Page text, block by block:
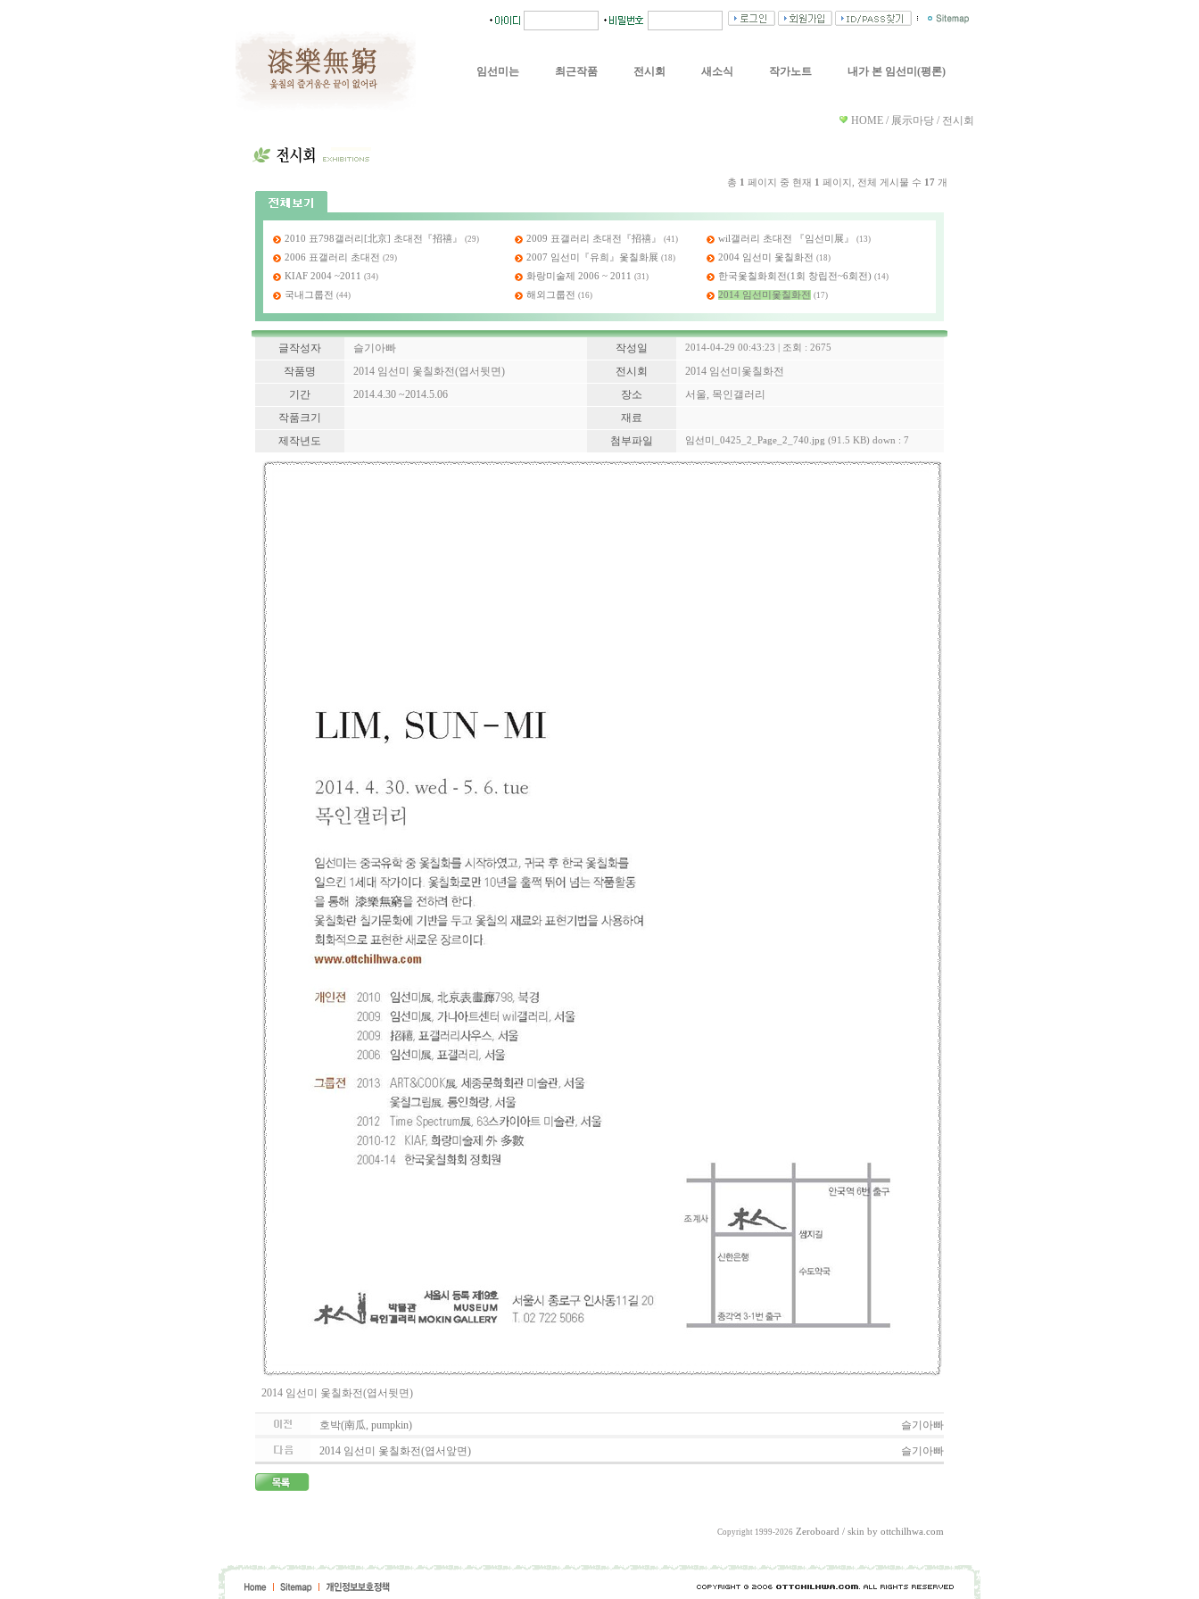
임선미는 최근작품 전시회 새소식 작가노트 내가 본 임선미(평론)
HOME / 展示마당 / 전시회
총 1 페이지 중 현재 1 페이지, 전체 게시물 수 17 개
2010 표798갤러리[北京] 초대전『招禧』 (29) 2009 표갤러리 초대전『招禧』 (41) wil갤러리 초대전 『임선미展』 (13)
2006 표갤러리 초대전 (29) 2007 임선미『유희』옻칠화展 (18) 2004 임선미 옻칠화전 (18)
KIAF 2004 ~2011 (34) 화랑미술제 2006 ~ 2011 (31) 한국옻칠화회전(1회 창립전~6회전) (14)
국내그룹전 (44) 해외그룹전 (16) 2014 임선미옻칠화전 (17)
글작성자 슬기아빠 작성일 2014-04-29 00:43:23 | 조회 : 2675
작품명 2014 임선미 옻칠화전(엽서뒷면) 전시회
2014 임선미옻칠화전
기간
2014.4.30 ~2014.5.06 장소
서울, 목인갤러리
작품크기
재료
제작년도
첨부파일 임선미_0425_2_Page_2_740.jpg (91.5 KB) down : 7
2014 임선미 옻칠화전(엽서뒷면)
호박(南瓜, pumpkin) 슬기아빠
2014 임선미 옻칠화전(엽서앞면) 슬기아빠
Copyright 1999-2026 Zeroboard / skin by ottchilhwa.com